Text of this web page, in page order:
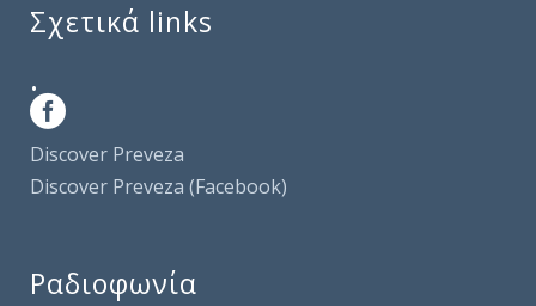
Σχετικά links
.
Discover Preveza
Discover Preveza (Facebook)
Ραδιοφωνία